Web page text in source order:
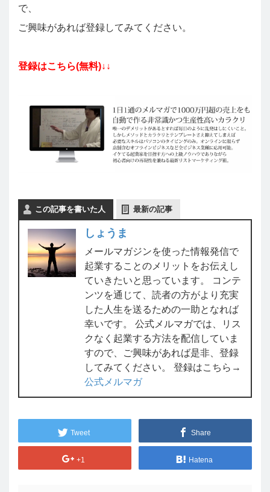
で、
ご興味があれば登録してみてください。
登録はこちら(無料)↓↓
この記事を書いた人 最新の記事
しょうま
メールマガジンを使った情報発信で
起業することのメリットをお伝えし
ていきたいと思っています。 コンテ
ンツを通じて、読者の方がより充実
した人生を送るための一助となれば
幸いです。 公式メルマガでは、リス
クなく起業する方法を配信していま
すので、ご興味があれば是非、登録
してみてください。 登録はこちら→
公式メルマガ
Tweet Share
+1 Hatena